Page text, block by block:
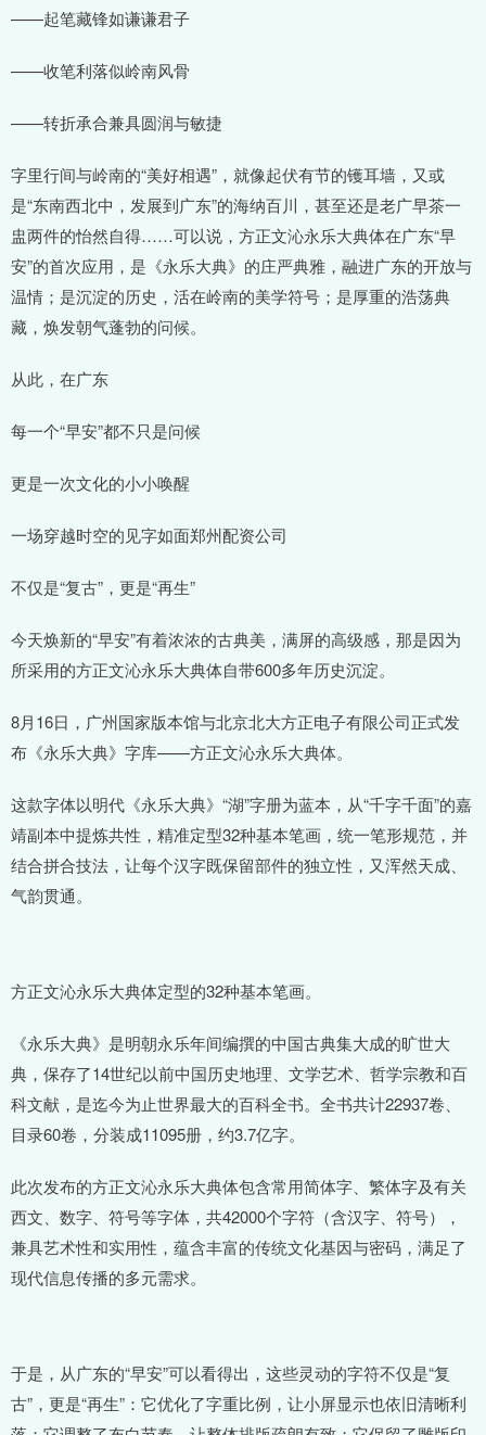
——起笔藏锋如谦谦君子
——收笔利落似岭南风骨
——转折承合兼具圆润与敏捷
字里行间与岭南的“美好相遇”，就像起伏有节的镬耳墙，又或
是“东南西北中，发展到广东”的海纳百川，甚至还是老广早茶一
盅两件的怡然自得……可以说，方正文沁永乐大典体在广东“早
安”的首次应用，是《永乐大典》的庄严典雅，融进广东的开放与
温情；是沉淀的历史，活在岭南的美学符号；是厚重的浩荡典
藏，焕发朝气蓬勃的问候。
从此，在广东
每一个“早安”都不只是问候
更是一次文化的小小唤醒
一场穿越时空的见字如面郑州配资公司
不仅是“复古”，更是“再生”
今天焕新的“早安”有着浓浓的古典美，满屏的高级感，那是因为
所采用的方正文沁永乐大典体自带600多年历史沉淀。
8月16日，广州国家版本馆与北京北大方正电子有限公司正式发
布《永乐大典》字库——方正文沁永乐大典体。
这款字体以明代《永乐大典》“湖”字册为蓝本，从“千字千面”的嘉
靖副本中提炼共性，精准定型32种基本笔画，统一笔形规范，并
结合拼合技法，让每个汉字既保留部件的独立性，又浑然天成、
气韵贯通。
方正文沁永乐大典体定型的32种基本笔画。
《永乐大典》是明朝永乐年间编撰的中国古典集大成的旷世大
典，保存了14世纪以前中国历史地理、文学艺术、哲学宗教和百
科文献，是迄今为止世界最大的百科全书。全书共计22937卷、
目录60卷，分装成11095册，约3.7亿字。
此次发布的方正文沁永乐大典体包含常用简体字、繁体字及有关
西文、数字、符号等字体，共42000个字符（含汉字、符号），
兼具艺术性和实用性，蕴含丰富的传统文化基因与密码，满足了
现代信息传播的多元需求。
于是，从广东的“早安”可以看得出，这些灵动的字符不仅是“复
古”，更是“再生”：它优化了字重比例，让小屏显示也依旧清晰利